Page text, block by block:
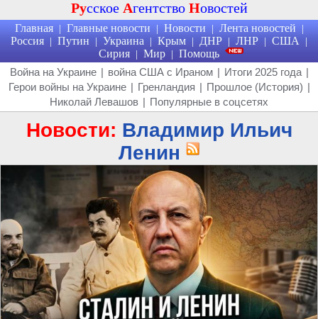
Русское Агентство Новостей
Главная | Главные новости | Новости | Лента новостей |
Россия | Путин | Украина | Крым | ДНР | ЛНР | США |
Сирия | Мир | Помощь
Война на Украине | война США с Ираном | Итоги 2025 года |
Герои войны на Украине | Гренландия | Прошлое (История) |
Николай Левашов | Популярные в соцсетях
Новости: Владимир Ильич
Ленин